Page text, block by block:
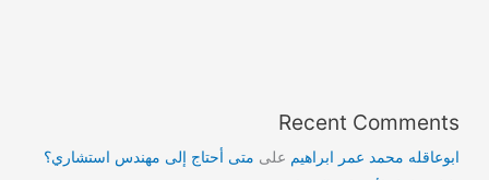
Recent Comments
ابوعاقله محمد عمر ابراهيم على متى أحتاج إلى مهندس استشاري؟